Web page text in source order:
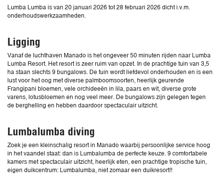
Lumba Lumba is van 20 januari 2026 tot 28 februari 2026 dicht i.v.m.
onderhoudswerkzaamheden.
Ligging
Vanaf de luchthaven Manado is het ongeveer 50 minuten rijden naar Lumba
Lumba Resort. Het resort is zeer ruim van opzet. In de prachtige tuin van 3,5
ha staan slechts 9 bungalows. De tuin wordt liefdevol onderhouden en is een
lust voor het oog met diverse palmboomsoorten, heerlijk geurende
Frangipani bloemen, vele orchideeën in lila, paars en wit, diverse grote
varens, lotusbloemen en nog veel meer. De bungalows zijn gelegen tegen
de berghelling en hebben daardoor spectaculair uitzicht.
Lumbalumba diving
Zoek je een kleinschalig resort in Manado waarbij persoonlijke service hoog
in het vaandel staat: dan is Lumbalumba de perfecte keuze. 9 comfortabele
kamers met spectaculair uitzicht, heerlijk eten, een prachtige tropische tuin,
eigen duikcentrum: Lumbalumba, niet zomaar een duikresort!!